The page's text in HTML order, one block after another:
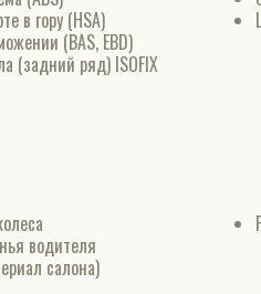
в гору (HSA)
(BAS, EBD)
(задний ряд) ISOFIX
водителя
салона)